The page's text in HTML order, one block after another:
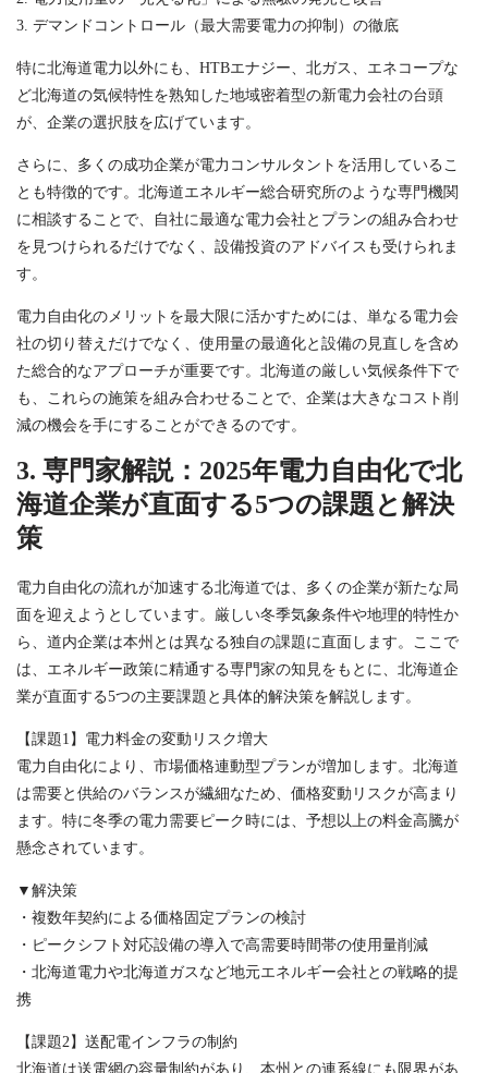
3. デマンドコントロール（最大需要電力の抑制）の徹底
特に北海道電力以外にも、HTBエナジー、北ガス、エネコープな
ど北海道の気候特性を熟知した地域密着型の新電力会社の台頭
が、企業の選択肢を広げています。
さらに、多くの成功企業が電力コンサルタントを活用しているこ
とも特徴的です。北海道エネルギー総合研究所のような専門機関
に相談することで、自社に最適な電力会社とプランの組み合わせ
を見つけられるだけでなく、設備投資のアドバイスも受けられま
す。
電力自由化のメリットを最大限に活かすためには、単なる電力会
社の切り替えだけでなく、使用量の最適化と設備の見直しを含め
た総合的なアプローチが重要です。北海道の厳しい気候条件下で
も、これらの施策を組み合わせることで、企業は大きなコスト削
減の機会を手にすることができるのです。
3. 専門家解説：2025年電力自由化で北
海道企業が直面する5つの課題と解決
策
電力自由化の流れが加速する北海道では、多くの企業が新たな局
面を迎えようとしています。厳しい冬季気象条件や地理的特性か
ら、道内企業は本州とは異なる独自の課題に直面します。ここで
は、エネルギー政策に精通する専門家の知見をもとに、北海道企
業が直面する5つの主要課題と具体的解決策を解説します。
【課題1】電力料金の変動リスク増大
電力自由化により、市場価格連動型プランが増加します。北海道
は需要と供給のバランスが繊細なため、価格変動リスクが高まり
ます。特に冬季の電力需要ピーク時には、予想以上の料金高騰が
懸念されています。
▼解決策
・複数年契約による価格固定プランの検討
・ピークシフト対応設備の導入で高需要時間帯の使用量削減
・北海道電力や北海道ガスなど地元エネルギー会社との戦略的提
携
【課題2】送配電インフラの制約
北海道は送電網の容量制約があり、本州との連系線にも限界があ